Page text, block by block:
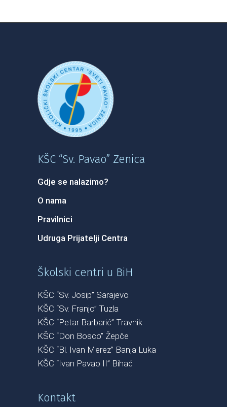
KŠC “Sv. Pavao” Zenica
Gdje se nalazimo?
O nama
Pravilnici
Udruga Prijatelji Centra
Školski centri u BiH
KŠC “Sv. Josip” Sarajevo
KŠC “Sv. Franjo” Tuzla
KŠC “Petar Barbarić” Travnik
KŠC “Don Bosco” Žepče
KŠC “Bl. Ivan Merez” Banja Luka
KŠC “Ivan Pavao II” Bihać
Kontakt